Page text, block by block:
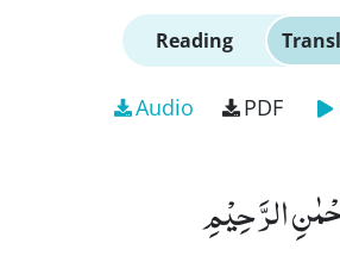
Reading
Audio PDF
الرَّحِیْمِ